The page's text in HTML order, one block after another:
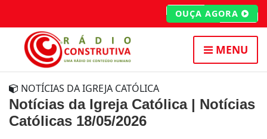
OUÇA AGORA
MENU
NOTÍCIAS DA IGREJA CATÓLICA
Notícias da Igreja Católica | Notícias
Católicas 18/05/2026